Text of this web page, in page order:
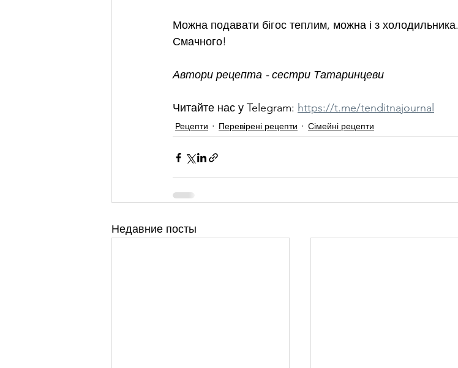
Можна подавати бігос теплим, можна і з холодильника.
Смачного!
Автори рецепта - сестри Татаринцеви
Читайте нас у Telegram: https://t.me/tenditnajournal
Рецепти Перевірені рецепти Сімейні рецепти
Недавние посты